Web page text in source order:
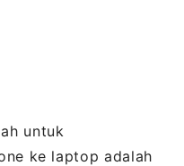
untuk
ke laptop adalah